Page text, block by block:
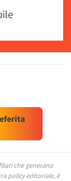
che generano
policy editoriale, è